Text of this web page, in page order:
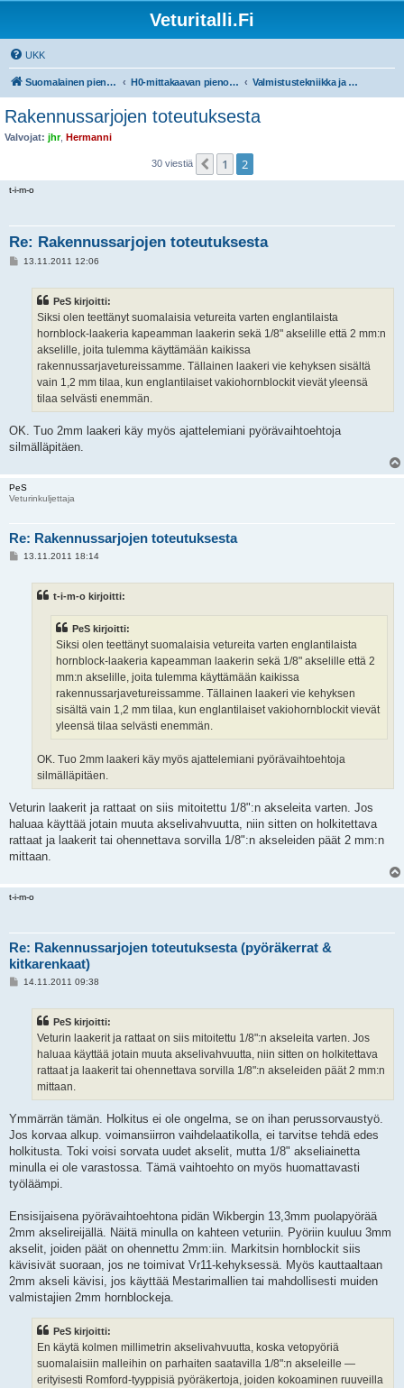
Veturitalli.Fi
UKK
Suomalainen pienoisrautatiefoorumi H0-mittakaavan pienoisrautatiet Valmistustekniikka ja työvälineet
Rakennussarjojen toteutuksesta
Valvojat: jhr, Hermanni
30 viestiä Edellinen
1 2
t-i-m-o
Re: Rakennussarjojen toteutuksesta
V13.11.2011 12:06
PeS kirjoitti:
Siksi olen teettänyt suomalaisia vetureita varten englantilaista
hornblock-laakeria kapeamman laakerin sekä 1/8" akselille että 2 mm:n
akselille, joita tulemma käyttämään kaikissa
rakennussarjavetureissamme. Tällainen laakeri vie kehyksen sisältä
vain 1,2 mm tilaa, kun englantilaiset vakiohornblockit vievät yleensä
tilaa selvästi enemmän.
OK. Tuo 2mm laakeri käy myös ajattelemiani pyörävaihtoehtoja
silmälläpitäen.
PeS
Veturinkuljettaja
Re: Rakennussarjojen toteutuksesta
V13.11.2011 18:14
t-i-m-o kirjoitti:
PeS kirjoitti:
Siksi olen teettänyt suomalaisia vetureita varten englantilaista
hornblock-laakeria kapeamman laakerin sekä 1/8" akselille että 2
mm:n akselille, joita tulemma käyttämään kaikissa
rakennussarjavetureissamme. Tällainen laakeri vie kehyksen
sisältä vain 1,2 mm tilaa, kun englantilaiset vakiohornblockit vievät
yleensä tilaa selvästi enemmän.
OK. Tuo 2mm laakeri käy myös ajattelemiani pyörävaihtoehtoja
silmälläpitäen.
Veturin laakerit ja rattaat on siis mitoitettu 1/8":n akseleita varten. Jos
haluaa käyttää jotain muuta akselivahvuutta, niin sitten on holkitettava
rattaat ja laakerit tai ohennettava sorvilla 1/8":n akseleiden päät 2 mm:n
mittaan.
t-i-m-o
Re: Rakennussarjojen toteutuksesta (pyöräkerrat &
kitkarenkaat)
V14.11.2011 09:38
PeS kirjoitti:
Veturin laakerit ja rattaat on siis mitoitettu 1/8":n akseleita varten. Jos
haluaa käyttää jotain muuta akselivahvuutta, niin sitten on holkitettava
rattaat ja laakerit tai ohennettava sorvilla 1/8":n akseleiden päät 2 mm:n
mittaan.
Ymmärrän tämän. Holkitus ei ole ongelma, se on ihan perussorvaustyö.
Jos korvaa alkup. voimansiirron vaihdelaatikolla, ei tarvitse tehdä edes
holkitusta. Toki voisi sorvata uudet akselit, mutta 1/8" akseliainetta
minulla ei ole varastossa. Tämä vaihtoehto on myös huomattavasti
työläämpi.
Ensisijaisena pyörävaihtoehtona pidän Wikbergin 13,3mm puolapyörää
2mm akselireijällä. Näitä minulla on kahteen veturiin. Pyöriin kuuluu 3mm
akselit, joiden päät on ohennettu 2mm:iin. Markitsin hornblockit siis
kävisivät suoraan, jos ne toimivat Vr11-kehyksessä. Myös kauttaaltaan
2mm akseli kävisi, jos käyttää Mestarimallien tai mahdollisesti muiden
valmistajien 2mm hornblockeja.
PeS kirjoitti:
En käytä kolmen millimetrin akselivahvuutta, koska vetopyöriä
suomalaisiin malleihin on parhaiten saatavilla 1/8":n akseleille —
erityisesti Romford-tyyppisiä pyöräkertoja, joiden kokoaminen ruuveilla